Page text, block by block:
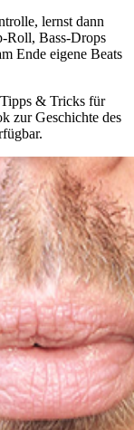
lernst dann
Roll, Bass-Drops
Ende eigene Beats
& Tricks für
zur Geschichte des